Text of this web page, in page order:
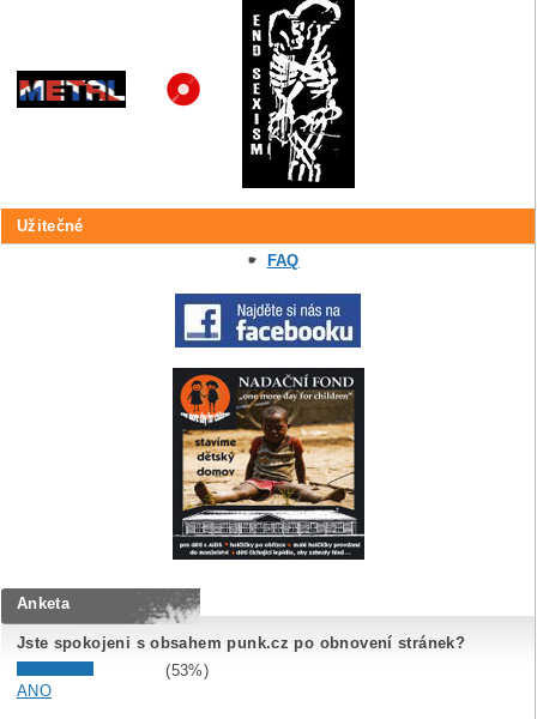
Užitečné
FAQ
Anketa
Jste spokojeni s obsahem punk.cz po obnovení stránek?
(53%)
ANO